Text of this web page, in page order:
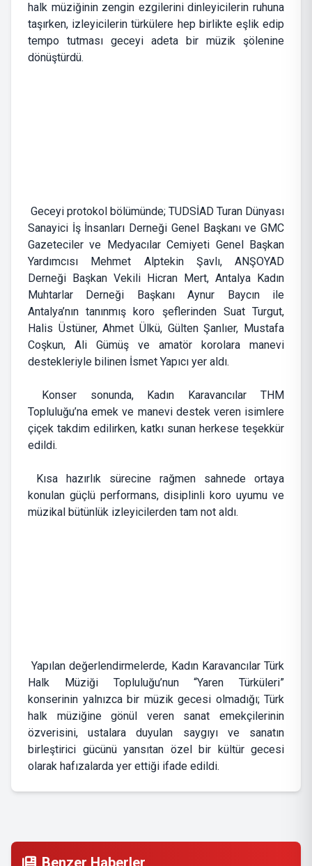
halk müziğinin zengin ezgilerini dinleyicilerin ruhuna
taşırken, izleyicilerin türkülere hep birlikte eşlik edip
tempo tutması geceyi adeta bir müzik şölenine
dönüştürdü.
Geceyi protokol bölümünde; TUDSİAD Turan Dünyası
Sanayici İş İnsanları Derneği Genel Başkanı ve GMC
Gazeteciler ve Medyacılar Cemiyeti Genel Başkan
Yardımcısı Mehmet Alptekin Şavlı, ANŞOYAD
Derneği Başkan Vekili Hicran Mert, Antalya Kadın
Muhtarlar Derneği Başkanı Aynur Baycın ile
Antalya’nın tanınmış koro şeflerinden Suat Turgut,
Halis Üstüner, Ahmet Ülkü, Gülten Şanlıer, Mustafa
Coşkun, Ali Gümüş ve amatör korolara manevi
destekleriyle bilinen İsmet Yapıcı yer aldı.
Konser sonunda, Kadın Karavancılar THM
Topluluğu’na emek ve manevi destek veren isimlere
çiçek takdim edilirken, katkı sunan herkese teşekkür
edildi.
Kısa hazırlık sürecine rağmen sahnede ortaya
konulan güçlü performans, disiplinli koro uyumu ve
müzikal bütünlük izleyicilerden tam not aldı.
Yapılan değerlendirmelerde, Kadın Karavancılar Türk
Halk Müziği Topluluğu’nun “Yaren Türküleri”
konserinin yalnızca bir müzik gecesi olmadığı; Türk
halk müziğine gönül veren sanat emekçilerinin
özverisini, ustalara duyulan saygıyı ve sanatın
birleştirici gücünü yansıtan özel bir kültür gecesi
olarak hafızalarda yer ettiği ifade edildi.
Benzer Haberler